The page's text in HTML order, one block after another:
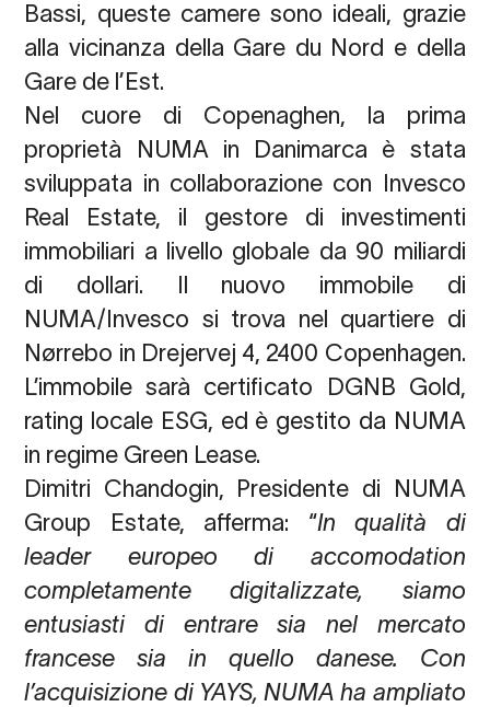
Bassi, queste camere sono ideali, grazie
alla vicinanza della Gare du Nord e della
Gare de l’Est.
Nel cuore di Copenaghen, la prima
proprietà NUMA in Danimarca è stata
sviluppata in collaborazione con Invesco
Real Estate, il gestore di investimenti
immobiliari a livello globale da 90 miliardi
di dollari. Il nuovo immobile di
NUMA/Invesco si trova nel quartiere di
Nørrebo in Drejervej 4, 2400 Copenhagen.
L’immobile sarà certificato DGNB Gold,
rating locale ESG, ed è gestito da NUMA
in regime Green Lease.
Dimitri Chandogin, Presidente di NUMA
Group Estate, afferma: “In qualità di
leader europeo di accomodation
completamente digitalizzate, siamo
entusiasti di entrare sia nel mercato
francese sia in quello danese. Con
l’acquisizione di YAYS, NUMA ha ampliato